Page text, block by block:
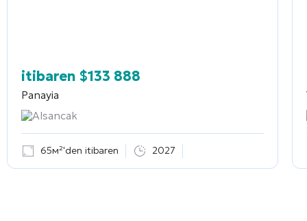
itibaren $133 888
Panayia
Alsancak
65м²'den itibaren 2027